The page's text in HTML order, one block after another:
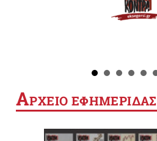
ΑΡΧΕΙΟ ΕΦΗΜΕΡΙΔΑΣ